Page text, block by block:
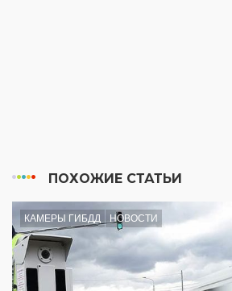
ПОХОЖИЕ СТАТЬИ
КАМЕРЫ ГИБДД НОВОСТИ